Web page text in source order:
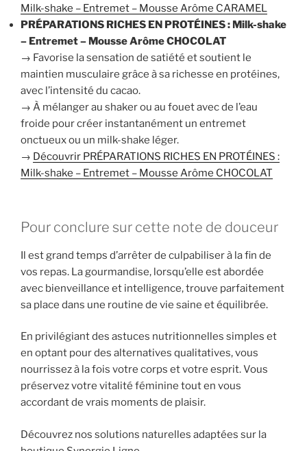
Milk-shake – Entremet – Mousse Arôme CARAMEL
PRÉPARATIONS RICHES EN PROTÉINES : Milk-shake
– Entremet – Mousse Arôme CHOCOLAT
→ Favorise la sensation de satiété et soutient le
maintien musculaire grâce à sa richesse en protéines,
avec l’intensité du cacao.
→ À mélanger au shaker ou au fouet avec de l’eau
froide pour créer instantanément un entremet
onctueux ou un milk-shake léger.
→ Découvrir PRÉPARATIONS RICHES EN PROTÉINES :
Milk-shake – Entremet – Mousse Arôme CHOCOLAT
Pour conclure sur cette note de douceur
Il est grand temps d’arrêter de culpabiliser à la fin de
vos repas. La gourmandise, lorsqu’elle est abordée
avec bienveillance et intelligence, trouve parfaitement
sa place dans une routine de vie saine et équilibrée.
En privilégiant des astuces nutritionnelles simples et
en optant pour des alternatives qualitatives, vous
nourrissez à la fois votre corps et votre esprit. Vous
préservez votre vitalité féminine tout en vous
accordant de vrais moments de plaisir.
Découvrez nos solutions naturelles adaptées sur la